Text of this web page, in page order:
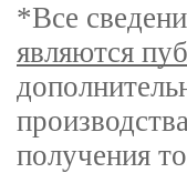
*Все
являются
получения